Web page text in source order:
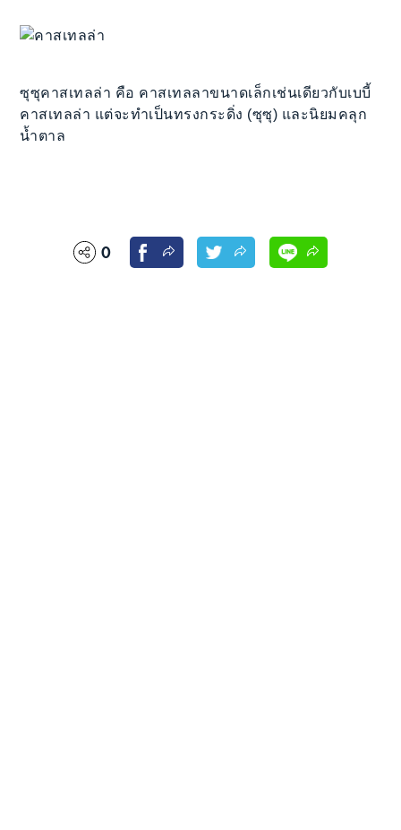
ซุซุคาสเทลล่า คือ คาสเทลลาขนาดเล็กเช่นเดียวกับเบบี้
คาสเทลล่า แต่จะทำเป็นทรงกระดิ่ง (ซุซุ) และนิยมคลุก
น้ำตาล
0